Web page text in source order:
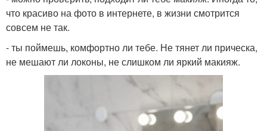
что красиво на фото в интернете, в жизни смотрится
совсем не так.
- ты поймешь, комфортно ли тебе. Не тянет ли прическа,
не мешают ли локоны, не слишком ли яркий макияж.